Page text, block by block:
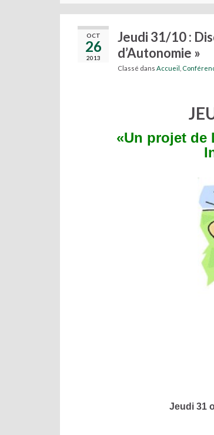
OCT
26
2013
Jeudi 31/10 :
d’Autonomie »
Classé dans Accueil
«Un projet de
Jeudi 31